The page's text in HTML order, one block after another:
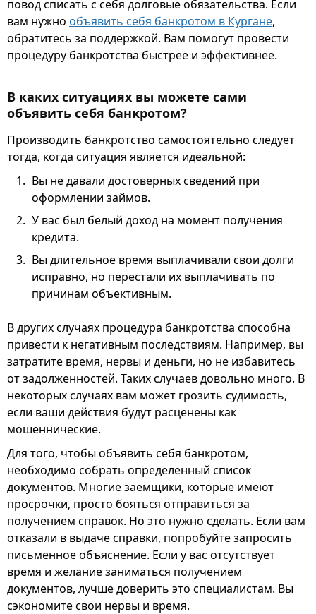
повод списать с себя долговые обязательства. Если
вам нужно объявить себя банкротом в Кургане,
обратитесь за поддержкой. Вам помогут провести
процедуру банкротства быстрее и эффективнее.
В каких ситуациях вы можете сами
объявить себя банкротом?
Производить банкротство самостоятельно следует
тогда, когда ситуация является идеальной:
Вы не давали достоверных сведений при
оформлении займов.
У вас был белый доход на момент получения
кредита.
Вы длительное время выплачивали свои долги
исправно, но перестали их выплачивать по
причинам объективным.
В других случаях процедура банкротства способна
привести к негативным последствиям. Например, вы
затратите время, нервы и деньги, но не избавитесь
от задолженностей. Таких случаев довольно много. В
некоторых случаях вам может грозить судимость,
если ваши действия будут расценены как
мошеннические.
Для того, чтобы объявить себя банкротом,
необходимо собрать определенный список
документов. Многие заемщики, которые имеют
просрочки, просто бояться отправиться за
получением справок. Но это нужно сделать. Если вам
отказали в выдаче справки, попробуйте запросить
письменное объяснение. Если у вас отсутствует
время и желание заниматься получением
документов, лучше доверить это специалистам. Вы
сэкономите свои нервы и время.